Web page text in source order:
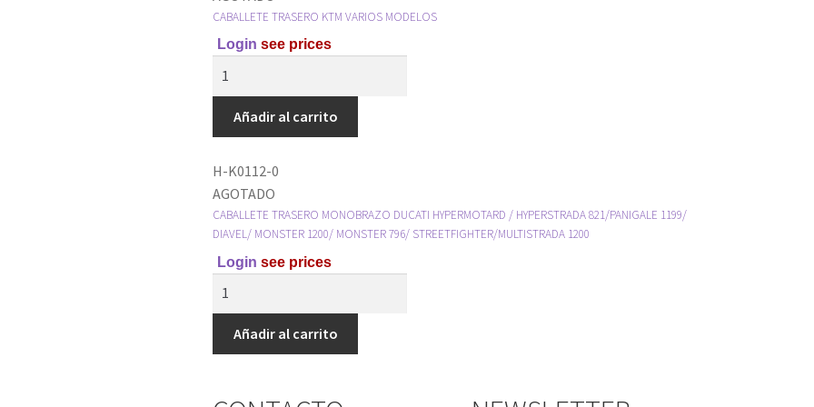
CABALLETE TRASERO KTM VARIOS MODELOS
Login see prices
Añadir al carrito
H-K0112-0
AGOTADO
CABALLETE TRASERO MONOBRAZO DUCATI HYPERMOTARD / HYPERSTRADA 821/PANIGALE 1199/
DIAVEL/ MONSTER 1200/ MONSTER 796/ STREETFIGHTER/MULTISTRADA 1200
Login see prices
Añadir al carrito